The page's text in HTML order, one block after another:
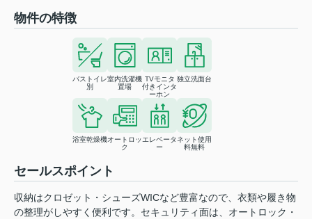
物件の特徴
バストイレ
別
室内洗濯機
置場
TVモニタ
付きインタ
ーホン
独立洗面台
浴室乾燥機オートロッ
ク
エレベータ
ー
ネット使用
料無料
セールスポイント
収納はクロゼット・シューズWICなど豊富なので、衣類や履き物
の整理がしやすく便利です。セキュリティ面は、オートロック・